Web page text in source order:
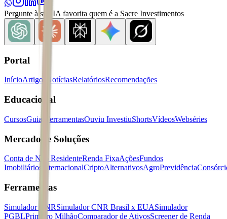
Pergunte à sua IA favorita quem é a Sacre Investimentos
Portal
InícioArtigos NotíciasRelatóriosRecomendações
Educacional
CursosGuias FerramentasOuviu InvestiuShortsVídeosWebséries
Mercados e Soluções
Conta de Não ResidenteRenda FixaAçõesFundos
Imobiliários
InternacionalCriptoAlternativosAgroPrevidência
Ferramentas
Simulador CNRSimulador CNR Brasil x EUASimulador
PGBLPrimeiro MilhãoComparador de AtivosScreener de Renda